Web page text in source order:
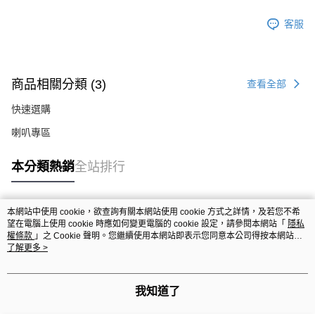
客服
商品相關分類 (3) 查看全部
快速選購
喇叭專區
本分類熱銷全站排行
熱門標籤
本網站中使用 cookie，欲查詢有關本網站使用 cookie 方式之詳情，及若您不希
望在電腦上使用 cookie 時應如何變更電腦的 cookie 設定，請參閱本網站「 隱私
權條款 」之 Cookie 聲明。您繼續使用本網站即表示您同意本公司得按本網站使
用條款之 Cookie 聲明使用 cookie。
了解更多 >
我知道了